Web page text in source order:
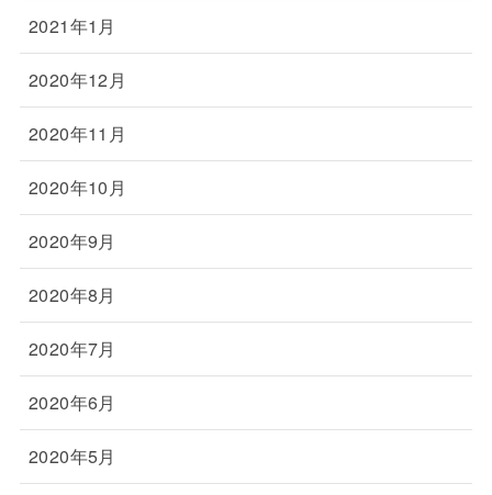
2021年1月
2020年12月
2020年11月
2020年10月
2020年9月
2020年8月
2020年7月
2020年6月
2020年5月